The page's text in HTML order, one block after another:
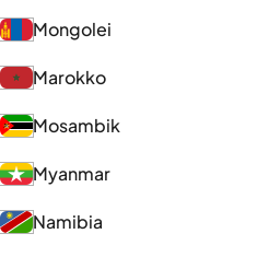
Mongolei
Marokko
Mosambik
Myanmar
Namibia